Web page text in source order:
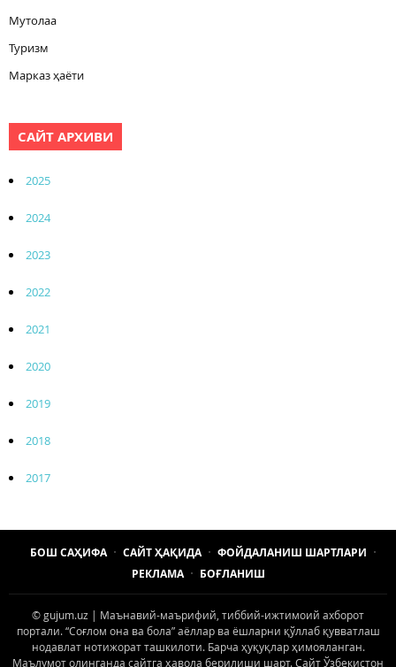
Мутолаа
Туризм
Марказ ҳаёти
САЙТ АРХИВИ
2025
2024
2023
2022
2021
2020
2019
2018
2017
БОШ САҲИФА САЙТ ҲАҚИДА
ФОЙДАЛАНИШ ШАРТЛАРИ
РЕКЛАМА
БОҒЛАНИШ
© gujum.uz | Маънавий-маърифий, тиббий-ижтимоий ахборот
портали. “Соғлом она ва бола” аёллар ва ёшларни қўллаб қувватлаш
нодавлат нотижорат ташкилоти. Барча ҳуқуқлар ҳимояланган.
Маълумот олинганда сайтга ҳавола берилиши шарт. Сайт Ўзбекистон